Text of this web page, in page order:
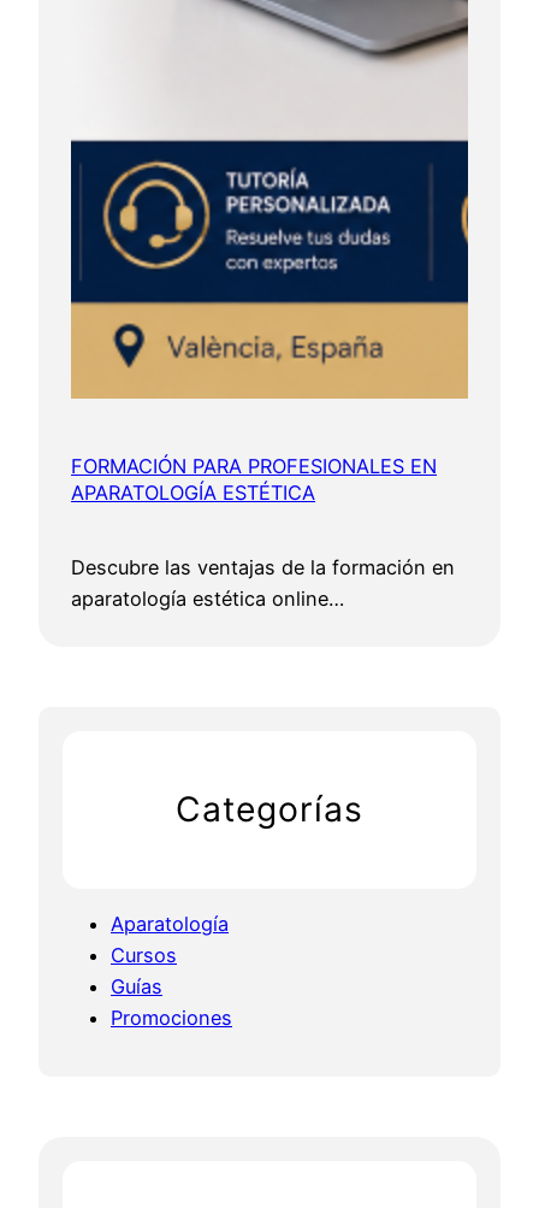
FORMACIÓN PARA PROFESIONALES EN
APARATOLOGÍA ESTÉTICA
Descubre las ventajas de la formación en
aparatología estética online…
Categorías
Aparatología
Cursos
Guías
Promociones